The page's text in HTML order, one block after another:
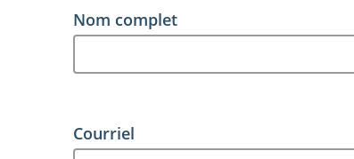
Nom complet
Courriel